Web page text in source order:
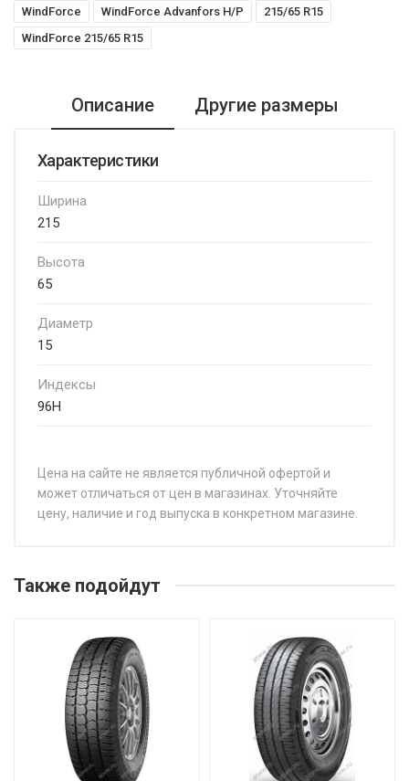
WindForce WindForce Advanfors H/P
215/65 R15
WindForce 215/65 R15
Описание Другие размеры
Характеристики
Ширина
215
Высота
65
Диаметр
15
Индексы
96H
Цена на сайте не является публичной офертой и
может отличаться от цен в магазинах. Уточняйте
цену, наличие и год выпуска в конкретном магазине.
WindForce Advanfors H/P 155/70R13 75T
WindForce Advanfors H/P 165/70R14 81T
WindForce Advanfors H/P 175/65R14 82H
WindForce Advanfors H/P 185/55R15 82V
Также подойдут